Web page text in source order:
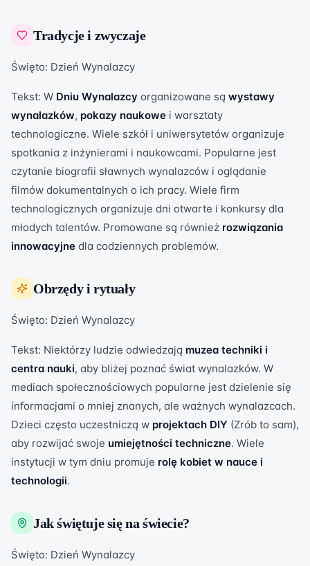
Tradycje i zwyczaje
Święto: Dzień Wynalazcy
Tekst: W Dniu Wynalazcy organizowane są wystawy
wynalazków, pokazy naukowe i warsztaty
technologiczne. Wiele szkół i uniwersytetów organizuje
spotkania z inżynierami i naukowcami. Popularne jest
czytanie biografii sławnych wynalazców i oglądanie
filmów dokumentalnych o ich pracy. Wiele firm
technologicznych organizuje dni otwarte i konkursy dla
młodych talentów. Promowane są również rozwiązania
innowacyjne dla codziennych problemów.
Obrzędy i rytuały
Święto: Dzień Wynalazcy
Tekst: Niektórzy ludzie odwiedzają muzea techniki i
centra nauki, aby bliżej poznać świat wynalazków. W
mediach społecznościowych popularne jest dzielenie się
informacjami o mniej znanych, ale ważnych wynalazcach.
Dzieci często uczestniczą w projektach DIY (Zrób to sam),
aby rozwijać swoje umiejętności techniczne. Wiele
instytucji w tym dniu promuje rolę kobiet w nauce i
technologii.
Jak świętuje się na świecie?
Święto: Dzień Wynalazcy